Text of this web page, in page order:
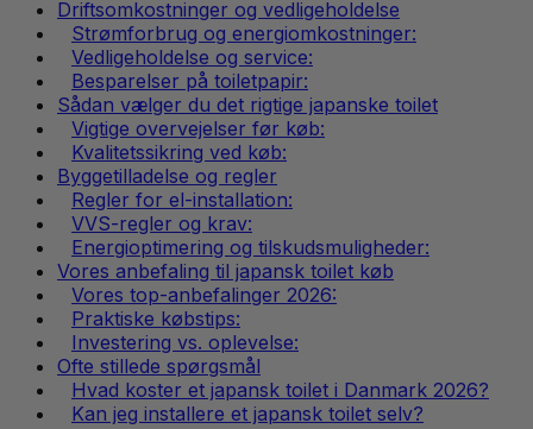
Driftsomkostninger og vedligeholdelse
Strømforbrug og energiomkostninger:
Vedligeholdelse og service:
Besparelser på toiletpapir:
Sådan vælger du det rigtige japanske toilet
Vigtige overvejelser før køb:
Kvalitetssikring ved køb:
Byggetilladelse og regler
Regler for el-installation:
VVS-regler og krav:
Energioptimering og tilskudsmuligheder:
Vores anbefaling til japansk toilet køb
Vores top-anbefalinger 2026:
Praktiske købstips:
Investering vs. oplevelse:
Ofte stillede spørgsmål
Hvad koster et japansk toilet i Danmark 2026?
Kan jeg installere et japansk toilet selv?